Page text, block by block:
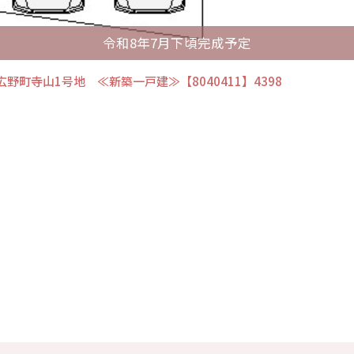
令和8年7月下頃完成予定
野町寺山1号地 ≪新築一戸建≫【8040411】4398